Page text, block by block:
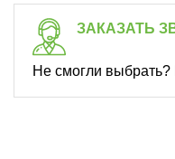
ЗАКАЗАТЬ
Не смогли